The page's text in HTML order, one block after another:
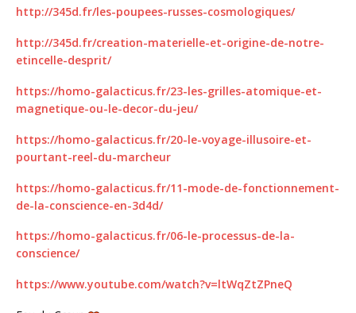
http://345d.fr/les-poupees-russes-cosmologiques/
http://345d.fr/creation-materielle-et-origine-de-notre-
etincelle-desprit/
https://homo-galacticus.fr/23-les-grilles-atomique-et-
magnetique-ou-le-decor-du-jeu/
https://homo-galacticus.fr/20-le-voyage-illusoire-et-
pourtant-reel-du-marcheur
https://homo-galacticus.fr/11-mode-de-fonctionnement-
de-la-conscience-en-3d4d/
https://homo-galacticus.fr/06-le-processus-de-la-
conscience/
https://www.youtube.com/watch?v=ltWqZtZPneQ